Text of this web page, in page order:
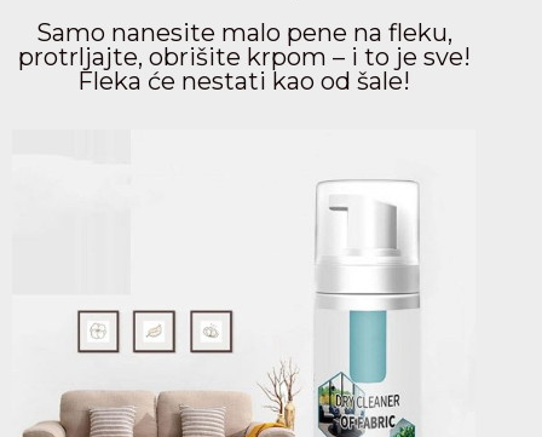
Samo nanesite malo pene na fleku,
protrljajte, obrišite krpom – i to je sve!
Fleka će nestati kao od šale!